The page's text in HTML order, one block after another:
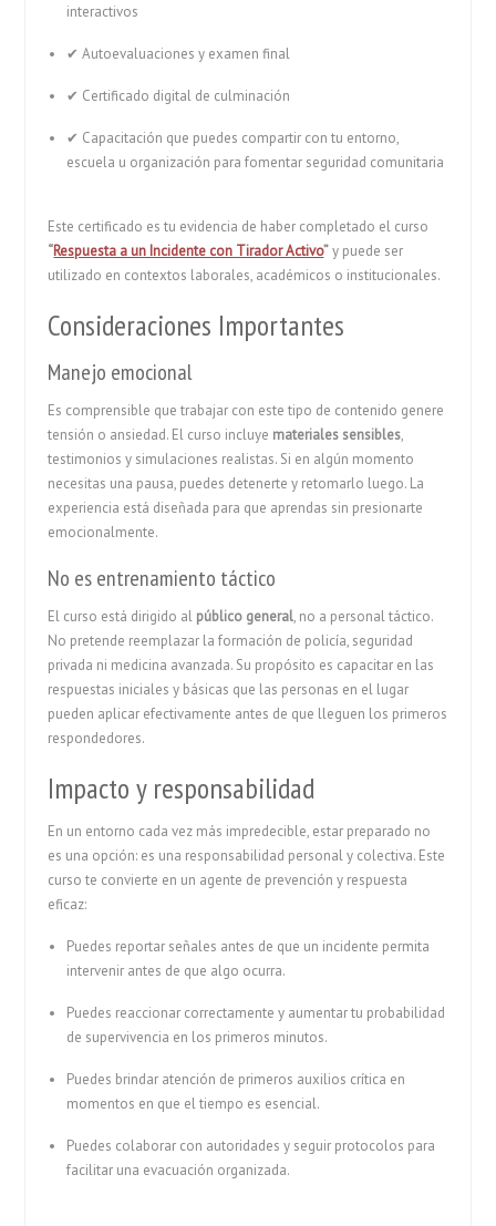
interactivos
✔ Autoevaluaciones y examen final
✔ Certificado digital de culminación
✔ Capacitación que puedes compartir con tu entorno,
escuela u organización para fomentar seguridad comunitaria
Este certificado es tu evidencia de haber completado el curso
“Respuesta a un Incidente con Tirador Activo”y puede ser
utilizado en contextos laborales, académicos o institucionales.
Consideraciones Importantes
Manejo emocional
Es comprensible que trabajar con este tipo de contenido genere
tensión o ansiedad. El curso incluye materiales sensibles,
testimonios y simulaciones realistas. Si en algún momento
necesitas una pausa, puedes detenerte y retomarlo luego. La
experiencia está diseñada para que aprendas sin presionarte
emocionalmente.
No es entrenamiento táctico
El curso está dirigido al público general, no a personal táctico.
No pretende reemplazar la formación de policía, seguridad
privada ni medicina avanzada. Su propósito es capacitar en las
respuestas iniciales y básicas que las personas en el lugar
pueden aplicar efectivamente antes de que lleguen los primeros
respondedores.
Impacto y responsabilidad
En un entorno cada vez más impredecible, estar preparado no
es una opción: es una responsabilidad personal y colectiva. Este
curso te convierte en un agente de prevención y respuesta
eficaz:
Puedes reportar señales antes de que un incidente permita
intervenir antes de que algo ocurra.
Puedes reaccionar correctamente y aumentar tu probabilidad
de supervivencia en los primeros minutos.
Puedes brindar atención de primeros auxilios crítica en
momentos en que el tiempo es esencial.
Puedes colaborar con autoridades y seguir protocolos para
facilitar una evacuación organizada.